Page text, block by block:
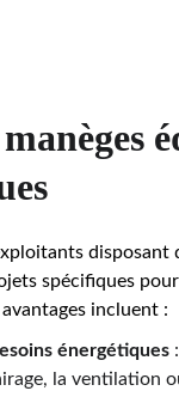
disposant
spécifiques
incluent :
énergétiques
la ventilation